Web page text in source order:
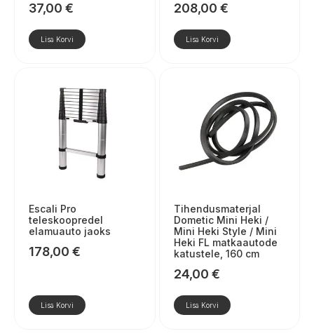
37,00 €
Lisa Korvi
208,00 €
Lisa Korvi
Escali Pro
teleskoopredel
elamuauto jaoks
178,00 €
Lisa Korvi
Tihendusmaterjal
Dometic Mini Heki /
Mini Heki Style / Mini
Heki FL matkaautode
katustele, 160 cm
24,00 €
Lisa Korvi